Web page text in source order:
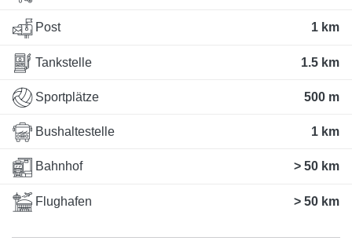
Post 1 km
Tankstelle 1.5 km
Sportplätze 500 m
Bushaltestelle 1 km
Bahnhof > 50 km
Flughafen > 50 km